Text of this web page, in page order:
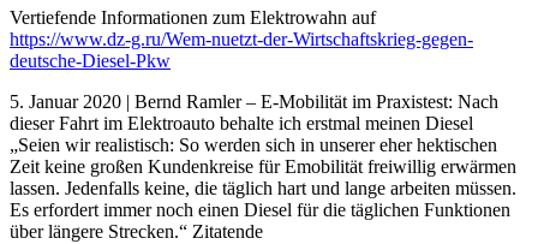
Vertiefende Informationen zum Elektrowahn auf
https://www.dz-g.ru/Wem-nuetzt-der-Wirtschaftskrieg-gegen-
deutsche-Diesel-Pkw
5. Januar 2020 | Bernd Ramler – E-Mobilität im Praxistest: Nach
dieser Fahrt im Elektroauto behalte ich erstmal meinen Diesel
„Seien wir realistisch: So werden sich in unserer eher hektischen
Zeit keine großen Kundenkreise für Emobilität freiwillig erwärmen
lassen. Jedenfalls keine, die täglich hart und lange arbeiten müssen.
Es erfordert immer noch einen Diesel für die täglichen Funktionen
über längere Strecken.“ Zitatende